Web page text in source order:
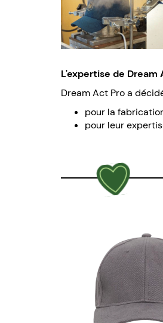
L'expertise de Dream
Dream Act Pro a
pour la
pour leur